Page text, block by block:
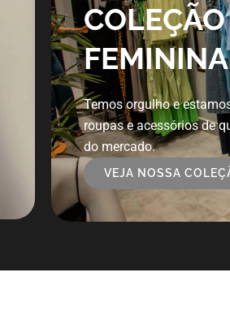
COLEÇÃO
FEMININA
Temos orgulho e
roupas e acessórios de
do mercado.
VEJA NOSSA